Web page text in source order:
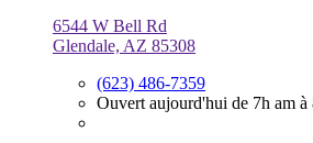
6544 W Bell Rd
Glendale, AZ 85308
(623) 486-7359
Ouvert aujourd'hui de 7h am à